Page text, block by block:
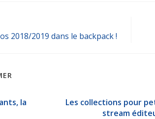
2018/2019 dans le backpack !
la
Les collections pour
stream